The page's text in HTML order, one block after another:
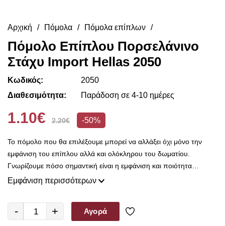
Αρχική Πόμολα Πόμολα επίπλων
Πόμολο Επίπλου Πορσελάνινο
Στάχυ Import Hellas 2050
Κωδικός:
2050
Διαθεσιμότητα:
Παράδοση σε 4-10 ημέρες
1.10€ 2.20€ -50%
Το πόμολο που θα επιλέξουμε μπορεί να αλλάξει όχι μόνο την
εμφάνιση του επίπλου αλλά και ολόκληρου του δωματίου.
Γνωρίζουμε πόσο σημαντική είναι η εμφάνιση και ποιότητα
κατασκευής για σας και είναι ο λόγος που εδώ στο Decorama
να διαλέξετε.
Είτε θέλετε να διακοσμήσετε μια καινούρια κουζίνα ή να
Εμφάνιση περισσότερων
- + Αγορά